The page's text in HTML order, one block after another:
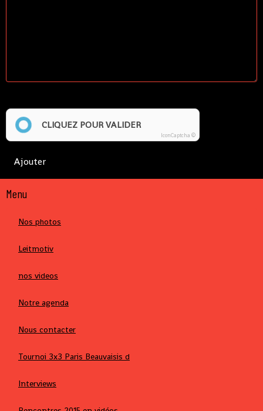
CLIQUEZ POUR VALIDER
IconCaptcha ©
Ajouter
Menu
Nos photos
Leitmotiv
nos videos
Notre agenda
Nous contacter
Tournoi 3x3 Paris Beauvaisis d
Interviews